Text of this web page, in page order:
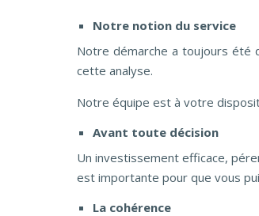
Notre notion du service
Notre démarche a toujours été
cette analyse.
Notre équipe est à votre
Avant toute décision
Un investissement efficace,
est importante pour que vous
La cohérence